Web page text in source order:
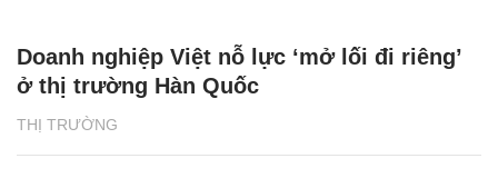
THỊ TRƯỜNG
Doanh nghiệp Việt nỗ lực ‘mở lối đi riêng’
ở thị trường Hàn Quốc